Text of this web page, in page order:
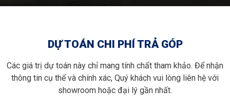
DỰ TOÁN CHI PHÍ TRẢ GÓP
Các giá trị dự toán này chỉ mang tính chất tham khảo. Để nhận
thông tin cụ thể và chính xác, Quý khách vui lòng liên hệ với
showroom hoặc đại lý gần nhất.